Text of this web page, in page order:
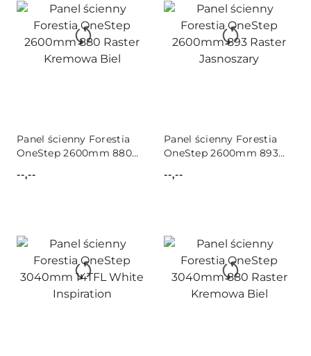
Panel ścienny Forestia
OneStep 2600mm 880
Cena:
--,--
Panel ścienny Forestia
OneStep 2600mm 893
Cena:
--,--